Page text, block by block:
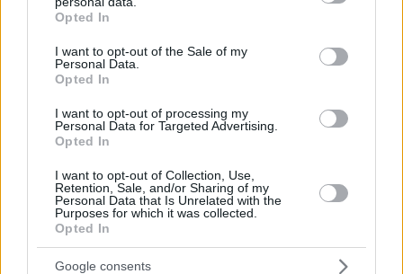
grant or deny consent to Google and its third-party tags to
use your data for below specified purposes in below Google
consent section.
Opted In
I want to opt-out of the Sale of my
Personal Data.
Opted In
I want to opt-out of processing my
Personal Data for Targeted Advertising.
Opted In
I want to opt-out of Collection, Use,
Retention, Sale, and/or Sharing of my
Personal Data that Is Unrelated with the
Purposes for which it was collected.
Opted In
Google consents
Κυβερνητικές πηγές: Την Πέμπτη οι προτάσεις
των ακτοπλόων για μείωση στα ναύλα
ξυλοδαρμό της πρώην συζύγου του - Δείτε
φωτογραφίες
Υποβρύχιο Titan: Οι πέντε επιβάτες
αντιλήφθηκαν αυτό που έρχεται ένα λεπτό πριν
συνθλιβεί